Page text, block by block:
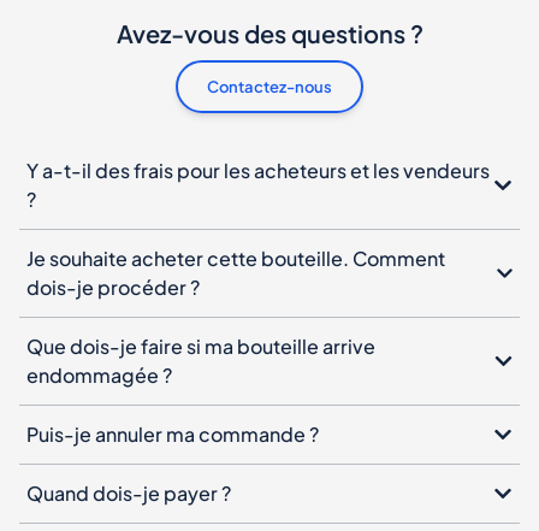
Avez-vous des questions ?
Contactez-nous
Y a-t-il des frais pour les acheteurs et les vendeurs
?
Je souhaite acheter cette bouteille. Comment
dois-je procéder ?
Que dois-je faire si ma bouteille arrive
endommagée ?
Puis-je annuler ma commande ?
Quand dois-je payer ?